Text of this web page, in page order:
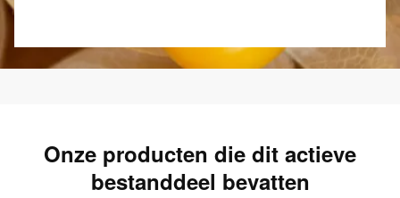
Onze producten die dit actieve
bestanddeel bevatten